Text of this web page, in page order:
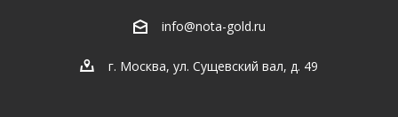
info@nota-gold.ru
г. Москва, ул. Сущевский вал, д. 49